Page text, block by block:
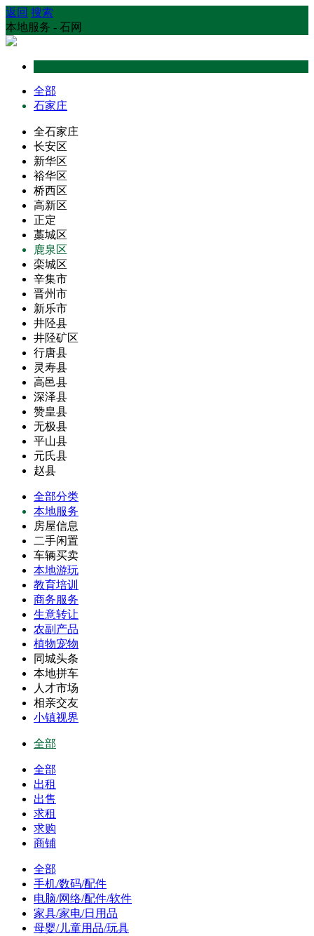
返回 搜索
本地服务 - 石网
全部
石家庄
全石家庄
长安区
新华区
裕华区
桥西区
高新区
正定
藁城区
鹿泉区
栾城区
辛集市
晋州市
新乐市
井陉县
井陉矿区
行唐县
灵寿县
高邑县
深泽县
赞皇县
无极县
平山县
元氏县
赵县
全部分类
本地服务
房屋信息
二手闲置
车辆买卖
本地游玩
教育培训
商务服务
生意转让
农副产品
植物宠物
同城头条
本地拼车
人才市场
相亲交友
小镇视界
全部
全部
出租
出售
求租
求购
商铺
全部
手机/数码/配件
电脑/网络/配件/软件
家具/家电/日用品
母婴/儿童用品/玩具